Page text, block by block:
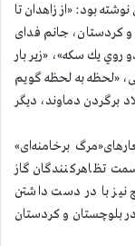
بود: «از زاهدان تا
و کردستان، جانم فدای
روي يك سكه»، «زیر بار
«لحظه به لحظه گویم
برگردن دماوند، دیگر
برخامنه‌ای»
تظاهرکنندگان گاز
نیز با در دست داشتن
بلوچستان و کردستان